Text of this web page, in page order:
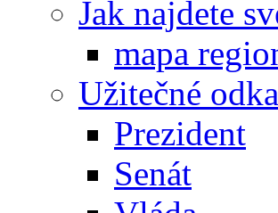
Jak najdete
mapa
Užitečné
Prezident
Senát